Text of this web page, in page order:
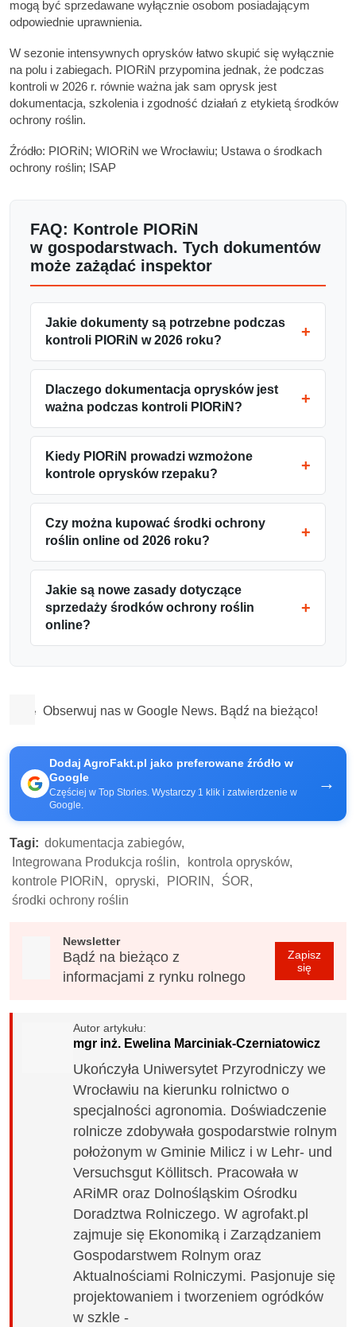
mogą być sprzedawane wyłącznie osobom posiadającym
odpowiednie uprawnienia.
W sezonie intensywnych oprysków łatwo skupić się wyłącznie
na polu i zabiegach. PIORiN przypomina jednak, że podczas
kontroli w 2026 r. równie ważna jak sam oprysk jest
dokumentacja, szkolenia i zgodność działań z etykietą środków
ochrony roślin.
Źródło: PIORiN; WIORiN we Wrocławiu; Ustawa o środkach
ochrony roślin; ISAP
FAQ: Kontrole PIORiN
w gospodarstwach. Tych dokumentów
może zażądać inspektor
Jakie dokumenty są potrzebne podczas
kontroli PIORiN w 2026 roku?
Dlaczego dokumentacja oprysków jest
ważna podczas kontroli PIORiN?
Kiedy PIORiN prowadzi wzmożone
kontrole oprysków rzepaku?
Czy można kupować środki ochrony
roślin online od 2026 roku?
Jakie są nowe zasady dotyczące
sprzedaży środków ochrony roślin
online?
Obserwuj nas w Google News. Bądź na bieżąco!
Dodaj AgroFakt.pl jako preferowane źródło w
Google
Częściej w Top Stories. Wystarczy 1 klik i zatwierdzenie w
Google.
→
Tagi: dokumentacja zabiegów,
Integrowana Produkcja roślin,
kontrola oprysków,
kontrole PIORiN,
opryski, PIORIN,
ŚOR,
środki ochrony roślin
Newsletter
Bądź na bieżąco z
informacjami z rynku rolnego
Zapisz
się
Autor artykułu:
mgr inż. Ewelina Marciniak-Czerniatowicz
Ukończyła Uniwersytet Przyrodniczy we
Wrocławiu na kierunku rolnictwo o
specjalności agronomia. Doświadczenie
rolnicze zdobywała gospodarstwie rolnym
położonym w Gminie Milicz i w Lehr- und
Versuchsgut Köllitsch. Pracowała w
ARiMR oraz Dolnośląskim Ośrodku
Doradztwa Rolniczego. W agrofakt.pl
zajmuje się Ekonomiką i Zarządzaniem
Gospodarstwem Rolnym oraz
Aktualnościami Rolniczymi. Pasjonuje się
projektowaniem i tworzeniem ogródków
w szkle -